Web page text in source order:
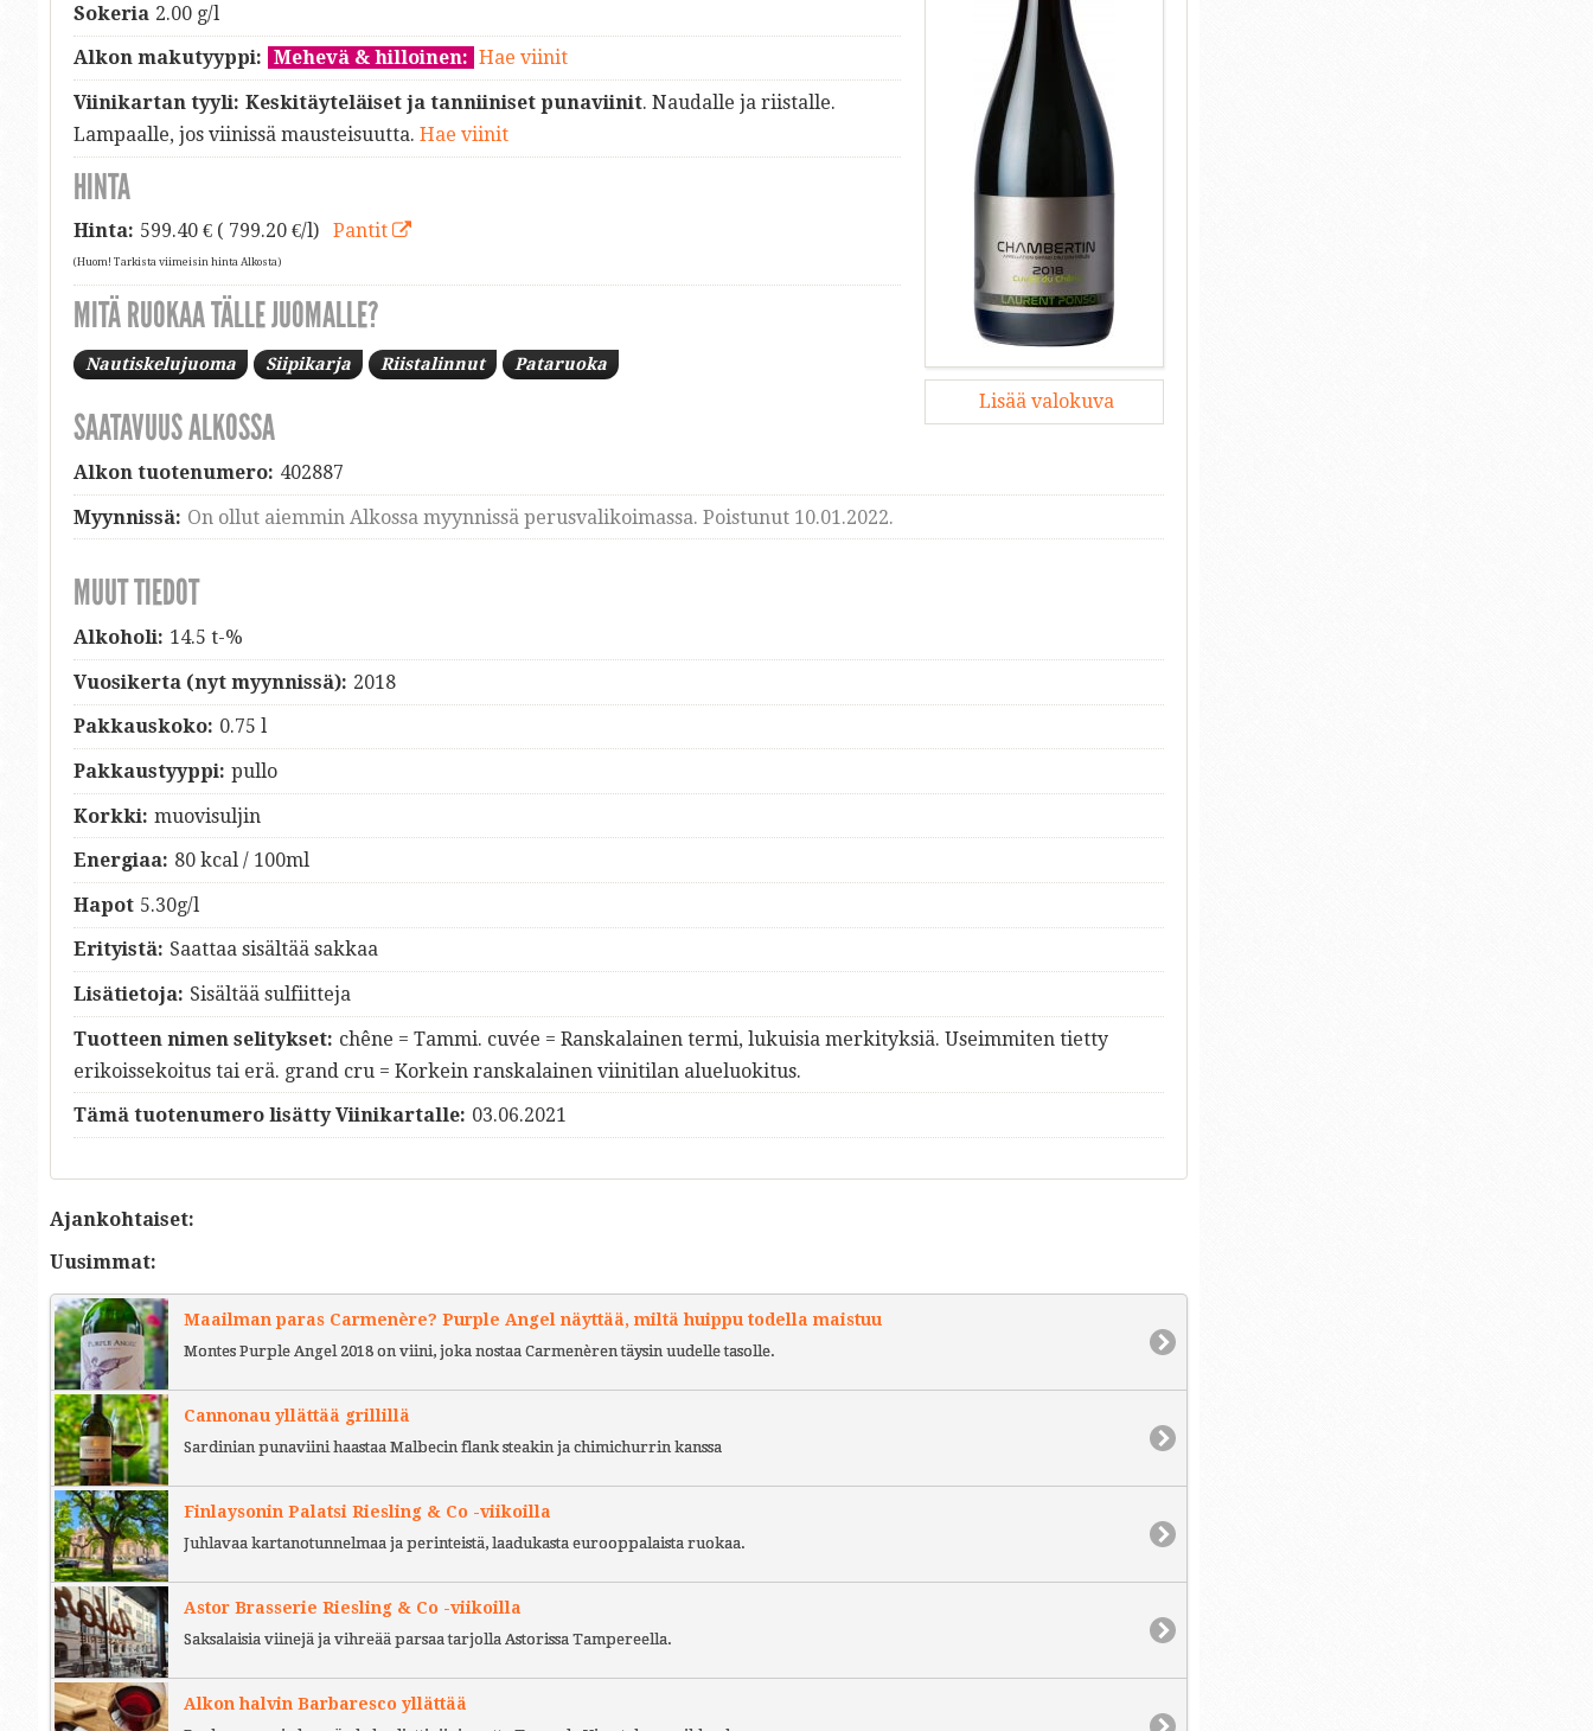
Lisää valokuva
Sokeria 2.00 g/l
Alkon makutyyppi: Mehevä & hilloinen: Hae viinit
Viinikartan tyyli: Keskitäyteläiset ja tanniiniset punaviinit. Naudalle ja riistalle.
Lampaalle, jos viinissä mausteisuutta. Hae viinit
HINTA
Hinta: 599.40€ ( 799.20 €/l) Pantit
(Huom! Tarkista viimeisin hinta Alkosta)
MITÄ RUOKAA TÄLLE JUOMALLE?
Nautiskelujuoma Siipikarja Riistalinnut Pataruoka
SAATAVUUS ALKOSSA
Alkon tuotenumero: 402887
Myynnissä: On ollut aiemmin Alkossa myynnissä perusvalikoimassa. Poistunut 10.01.2022.
MUUT TIEDOT
Alkoholi: 14.5 t-%
Vuosikerta (nyt myynnissä): 2018
Pakkauskoko: 0.75 l
Pakkaustyyppi: pullo
Korkki: muovisuljin
Energiaa: 80 kcal / 100ml
Hapot 5.30g/l
Erityistä: Saattaa sisältää sakkaa
Lisätietoja: Sisältää sulfiitteja
Tuotteen nimen selitykset: chêne = Tammi. cuvée = Ranskalainen termi, lukuisia merkityksiä. Useimmiten tietty
erikoissekoitus tai erä. grand cru = Korkein ranskalainen viinitilan alueluokitus.
Tämä tuotenumero lisätty Viinikartalle: 03.06.2021
Ajankohtaiset:
Uusimmat:
Maailman paras Carmenère? Purple Angel näyttää, miltä huippu todella maistuu
Montes Purple Angel 2018 on viini, joka nostaa Carmenèren täysin uudelle tasolle.
Cannonau yllättää grillillä
Sardinian punaviini haastaa Malbecin flank steakin ja chimichurrin kanssa
Finlaysonin Palatsi Riesling & Co -viikoilla
Juhlavaa kartanotunnelmaa ja perinteistä, laadukasta eurooppalaista ruokaa.
Astor Brasserie Riesling & Co -viikoilla
Saksalaisia viinejä ja vihreää parsaa tarjolla Astorissa Tampereella.
Alkon halvin Barbaresco yllättää